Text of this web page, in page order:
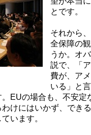
とです。
それから
全保障の
うか。オ
説で、「
費が、ア
いる」と
EUの場合も、不安定
けにはいかず、でき
います。